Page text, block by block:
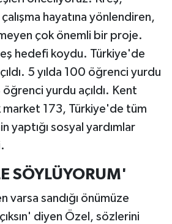
çalışma hayatına yönlendiren,
çok önemli bir proje.
hedefi koydu. Türkiye'de
5 yılda 100 öğrenci yurdu
yurdu açıldı. Kent
market 173, Türkiye'de tüm
yaptığı sosyal yardımlar
SÖYLÜYORUM'
varsa sandığı önümüze
diyen Özel, sözlerini